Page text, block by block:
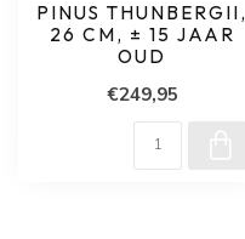
PINUS THUNBERGII,
26 CM, ± 15 JAAR
OUD
€249,95